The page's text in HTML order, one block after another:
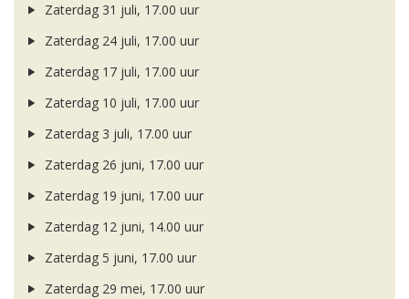
Zaterdag 31 juli, 17.00 uur
Zaterdag 24 juli, 17.00 uur
Zaterdag 17 juli, 17.00 uur
Zaterdag 10 juli, 17.00 uur
Zaterdag 3 juli, 17.00 uur
Zaterdag 26 juni, 17.00 uur
Zaterdag 19 juni, 17.00 uur
Zaterdag 12 juni, 14.00 uur
Zaterdag 5 juni, 17.00 uur
Zaterdag 29 mei, 17.00 uur